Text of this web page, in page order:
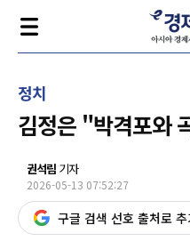
정치
김정은 "박격포와
권석림 기자
2026-05-13 07:52:27
구글 검색 선호 출처로